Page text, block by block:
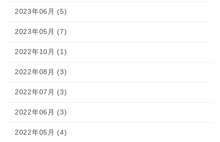
2023年06月 (5)
2023年05月 (7)
2022年10月 (1)
2022年08月 (3)
2022年07月 (3)
2022年06月 (3)
2022年05月 (4)